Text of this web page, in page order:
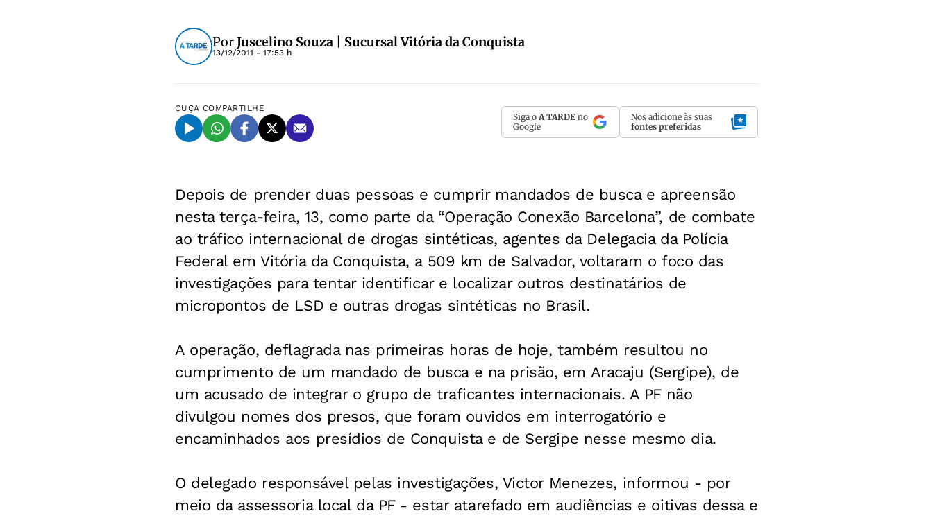
PorJuscelino Souza | Sucursal Vitória da Conquista
13/12/2011 - 17:53 h
OUÇA COMPARTILHE
Siga o A TARDE no
Google
Nos adicione às suas
fontes preferidas
Depois de prender duas pessoas e cumprir mandados de busca e apreensão
nesta terça-feira, 13, como parte da “Operação Conexão Barcelona”, de combate
ao tráfico internacional de drogas sintéticas, agentes da Delegacia da Polícia
Federal em Vitória da Conquista, a 509 km de Salvador, voltaram o foco das
investigações para tentar identificar e localizar outros destinatários de
micropontos de LSD e outras drogas sintéticas no Brasil.
A operação, deflagrada nas primeiras horas de hoje, também resultou no
cumprimento de um mandado de busca e na prisão, em Aracaju (Sergipe), de
um acusado de integrar o grupo de traficantes internacionais. A PF não
divulgou nomes dos presos, que foram ouvidos em interrogatório e
encaminhados aos presídios de Conquista e de Sergipe nesse mesmo dia.
O delegado responsável pelas investigações, Victor Menezes, informou - por
meio da assessoria local da PF - estar atarefado em audiências e oitivas dessa e